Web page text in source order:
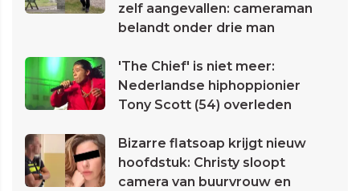
zelf aangevallen: cameraman
belandt onder drie man
'The Chief' is niet meer:
Nederlandse hiphoppionier
Tony Scott (54) overleden
Bizarre flatsoap krijgt nieuw
hoofdstuk: Christy sloopt
camera van buurvrouw en